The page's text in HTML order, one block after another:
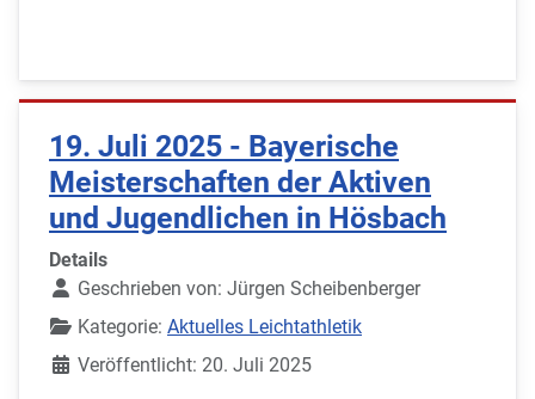
19. Juli 2025 - Bayerische
Meisterschaften der Aktiven
und Jugendlichen in Hösbach
Details
Geschrieben von: Jürgen Scheibenberger
Kategorie: Aktuelles Leichtathletik
Veröffentlicht: 20. Juli 2025